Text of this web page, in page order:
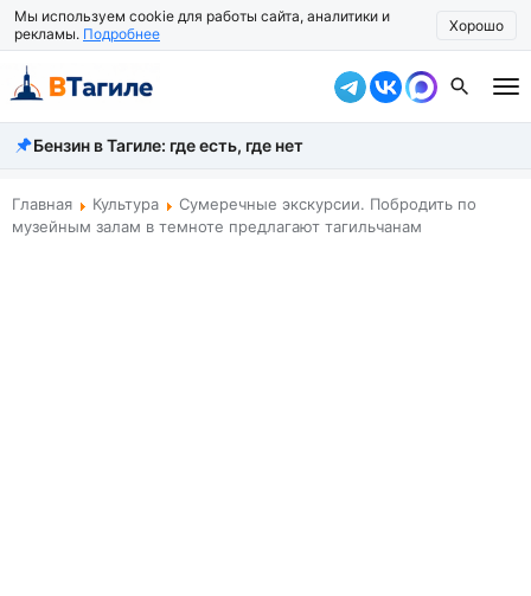
Мы используем cookie для работы сайта, аналитики и
рекламы. Подробнее Хорошо
Все новости
Происшествия
Бензин в Тагиле: где есть, где нет
Главная Культура
Сумеречные экскурсии. Побродить по
музейным залам в темноте предлагают тагильчанам